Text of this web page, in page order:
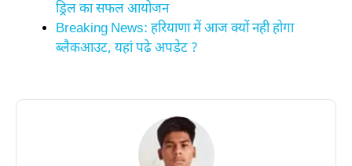
ड्रिल का सफल आयोजन
Breaking News: हरियाणा में आज क्यों नही होगा
ब्लैकआउट, यहां पढे अपडेट ?